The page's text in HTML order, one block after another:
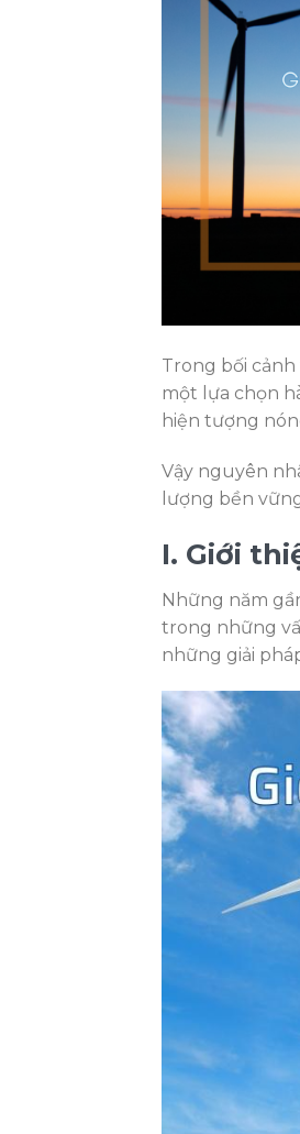
Trong bối
một lựa chọn
hiện tượng
Vậy nguyên
lượng bền
I. Giới
Những năm
trong những
những giải